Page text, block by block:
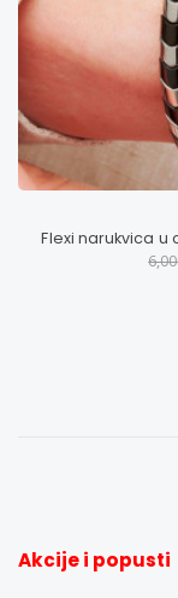
Flexi narukvica u
Akcije i popusti